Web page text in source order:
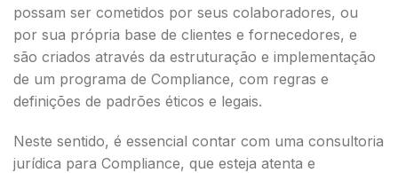
possam ser cometidos por seus colaboradores, ou
por sua própria base de clientes e fornecedores, e
são criados através da estruturação e implementação
de um programa de Compliance, com regras e
definições de padrões éticos e legais.
Neste sentido, é essencial contar com uma consultoria
jurídica para Compliance, que esteja atenta e